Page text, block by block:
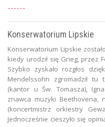
Konserwatorium Lipskie
Konserwatorium Lipskie
kiedy urodził się Grieg, przez
Szybko zyskało rozgłos
Mendelssohn zgromadził tu
(kantor u Św. Tomasza),
znawca muzyki Beethovena,
(koncertmistrz orkiestry
Jednocześnie cieszyło się